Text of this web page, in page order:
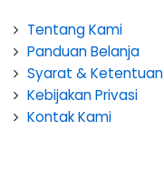
Tentang Kami
Panduan Belanja
Syarat & Ketentuan
Kebijakan Privasi
Kontak Kami